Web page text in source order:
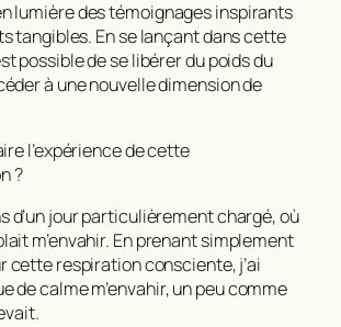
lumière des témoignages inspirants
tangibles. En se lançant dans cette
possible de se libérer du poids du
à une nouvelle dimension de
l’expérience de cette
?
d’un jour particulièrement chargé, où
m’envahir. En prenant simplement
cette respiration consciente, j’ai
de calme m’envahir, un peu comme